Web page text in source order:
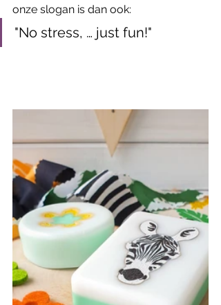
onze slogan is dan ook:
"No stress, … just fun!"